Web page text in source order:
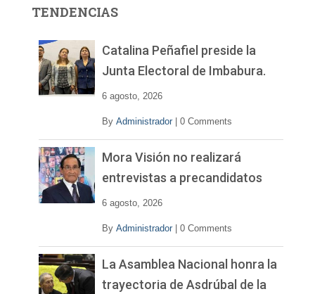
d
TENDENCIAS
Catalina Peñafiel preside la
Junta Electoral de Imbabura.
6 agosto, 2026
By Administrador 0 Comments
Mora Visión no realizará
entrevistas a precandidatos
6 agosto, 2026
By Administrador 0 Comments
La Asamblea Nacional honra la
trayectoria de Asdrúbal de la